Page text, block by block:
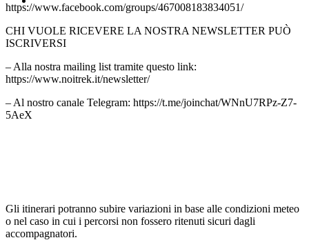
https://www.facebook.com/groups/467008183834051/
CHI VUOLE RICEVERE LA NOSTRA NEWSLETTER PUÒ
ISCRIVERSI
– Alla nostra mailing list tramite questo link:
https://www.noitrek.it/newsletter/
– Al nostro canale Telegram: https://t.me/joinchat/WNnU7RPz-Z7-
5AeX
Gli itinerari potranno subire variazioni in base alle condizioni meteo
o nel caso in cui i percorsi non fossero ritenuti sicuri dagli
accompagnatori.